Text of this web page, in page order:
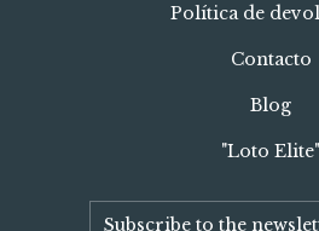
Política de
Contacto
Blog
"Loto Elite"